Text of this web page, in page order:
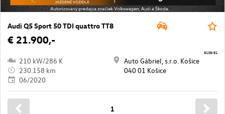
Audi Q5 Sport 50 TDI quattro TT8
€ 21.900,-
210 kW/286 K
230.158 km
06/2020
Auto Gábriel, s.r.o. Košice
040 01 Košice
8138/81
1